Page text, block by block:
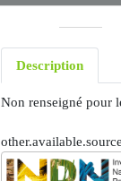
Description
Non renseigné pour